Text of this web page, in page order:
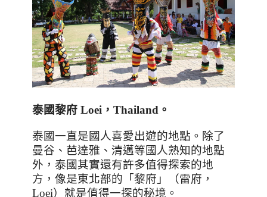
泰國黎府 Loei ， Thailand 。
泰國一直是國人喜愛出遊的地點。除了
曼谷、芭達雅、清邁等國人熟知的地點
外，泰國其實還有許多值得探索的地
方，像是東北部的「黎府」（雷府，
Loei）就是值得一探的秘境。